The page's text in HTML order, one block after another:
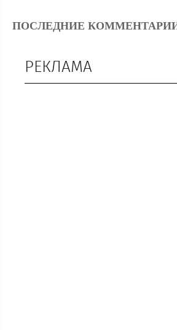
ПОСЛЕДНИЕ
РЕКЛАМА